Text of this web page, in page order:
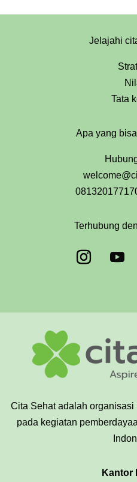
Jelajahi
Tata
Apa yang
Terhubung
Cita Sehat adalah
pada kegiatan
Kantor